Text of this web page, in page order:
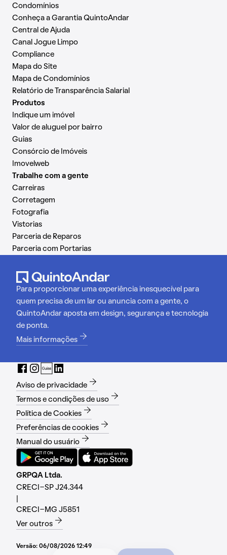
Condomínios
Conheça a Garantia QuintoAndar
Central de Ajuda
Canal Jogue Limpo
Compliance
Mapa do Site
Mapa de Condomínios
Relatório de Transparência Salarial
Produtos
Indique um imóvel
Valor de aluguel por bairro
Guias
Consórcio de Imóveis
Imovelweb
Trabalhe com a gente
Carreiras
Corretagem
Fotografia
Vistorias
Parceria de Reparos
Parceria com Portarias
Para proporcionar uma experiência inesquecível para
quem precisa de um lar ou anuncia com a gente, o
QuintoAndar aposta em design, segurança e tecnologia
de ponta.
Mais informações
Aviso de privacidade
Termos e condições de uso
Política de Cookies
Preferências de cookies
Manual do usuário
GRPQA Ltda.
CRECI-SP J24.344
CRECI-MG J5851
Ver outros
Versão: 06/08/2026 12:49